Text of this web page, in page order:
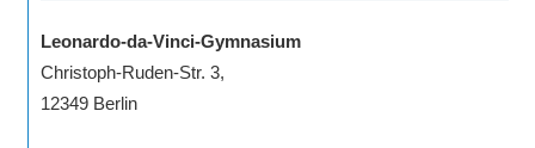
Leonardo-da-Vinci-Gymnasium
Christoph-Ruden-Str. 3,
12349 Berlin